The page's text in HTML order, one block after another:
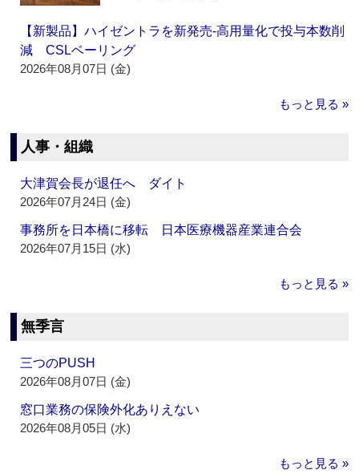
【新製品】ハイゼントラを新発売‐高用量化で投与本数削
減 CSLベーリング
2026年08月07日 (金)
もっと見る »
人事・組織
大津賀会長が退任へ ダイト
2026年07月24日 (金)
事務所を日本橋に移転 日本医療機器産業連合会
2026年07月15日 (水)
もっと見る »
無季言
三つのPUSH
2026年08月07日 (金)
窓口業務の保険外化ありえない
2026年08月05日 (水)
もっと見る »